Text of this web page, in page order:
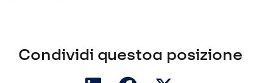
Condividi questoa posizione